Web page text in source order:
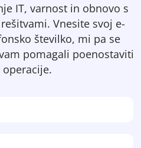
IT, varnost in obnovo s
Vnesite svoj e-
številko, mi pa se
pomagali poenostaviti
operacije.